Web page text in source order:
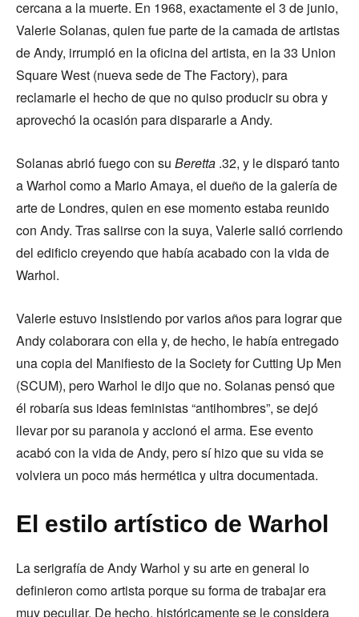
cercana a la muerte. En 1968, exactamente el 3 de junio,
Valerie Solanas, quien fue parte de la camada de artistas
de Andy, irrumpió en la oficina del artista, en la 33 Union
Square West (nueva sede de The Factory), para
reclamarle el hecho de que no quiso producir su obra y
aprovechó la ocasión para dispararle a Andy.
Solanas abrió fuego con su Beretta .32, y le disparó tanto
a Warhol como a Mario Amaya, el dueño de la galería de
arte de Londres, quien en ese momento estaba reunido
con Andy. Tras salirse con la suya, Valerie salió corriendo
del edificio creyendo que había acabado con la vida de
Warhol.
Valerie estuvo insistiendo por varios años para lograr que
Andy colaborara con ella y, de hecho, le había entregado
una copia del Manifiesto de la Society for Cutting Up Men
(SCUM), pero Warhol le dijo que no. Solanas pensó que
él robaría sus ideas feministas “antihombres”, se dejó
llevar por su paranoia y accionó el arma. Ese evento
acabó con la vida de Andy, pero sí hizo que su vida se
volviera un poco más hermética y ultra documentada.
El estilo artístico de Warhol
La serigrafía de Andy Warhol y su arte en general lo
definieron como artista porque su forma de trabajar era
muy peculiar. De hecho, históricamente se le considera